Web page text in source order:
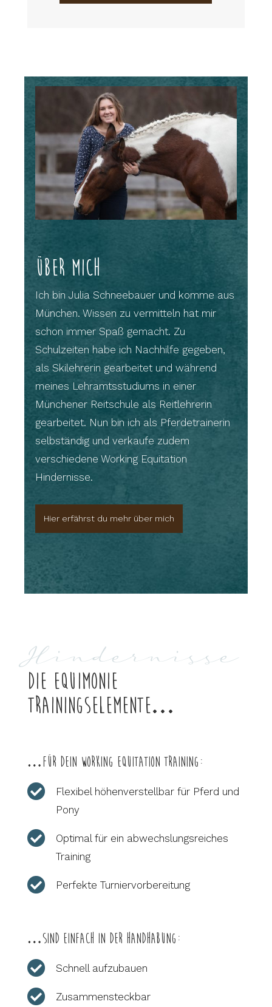
Über mich
Ich bin Julia Schneebauer und komme aus
München. Wissen zu vermitteln hat mir
schon immer Spaß gemacht. Zu
Schulzeiten habe ich Nachhilfe gegeben,
als Skilehrerin gearbeitet und während
meines Lehramtsstudiums in einer
Münchener Reitschule als Reitlehrerin
gearbeitet. Nun bin ich als Pferdetrainerin
selbständig und verkaufe zudem
verschiedene Working Equitation
Hindernisse.
Hier erfährst du mehr über mich
Hindernisse
Die Equimonie
Trainingselemente…
…für dein Working Equitation Training:

Flexibel höhenverstellbar für Pferd und
Pony

Optimal für ein abwechslungsreiches
Training
 Perfekte Turniervorbereitung
…sind einfach in der Handhabung:
 Schnell aufzubauen
 Zusammensteckbar